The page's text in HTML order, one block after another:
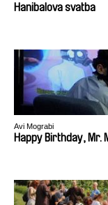
Hanibalova svatba
Avi Mograbi
Happy Birthday, Mr.